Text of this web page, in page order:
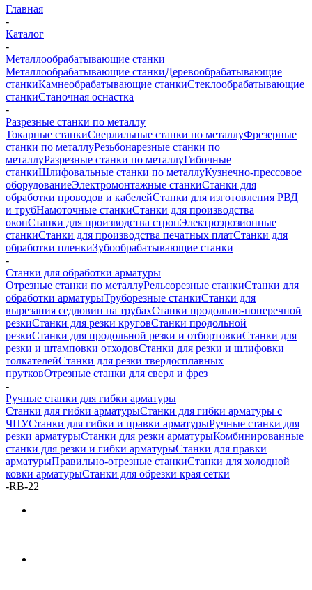
Главная
-
Каталог
-
Металлообрабатывающие станки
Металлообрабатывающие станкиДеревообрабатывающие
станкиКамнеобрабатывающие станкиСтеклообрабатывающие
станкиСтаночная оснастка
-
Разрезные станки по металлу
Токарные станкиСверлильные станки по металлуФрезерные
станки по металлуРезьбонарезные станки по
металлуРазрезные станки по металлуГибочные
станкиШлифовальные станки по металлуКузнечно-прессовое
оборудованиеЭлектромонтажные станкиСтанки для
обработки проводов и кабелейСтанки для изготовления РВД
и трубНамоточные станкиСтанки для производства
оконСтанки для производства стропЭлектроэрозионные
станкиСтанки для производства печатных платСтанки для
обработки пленкиЗубообрабатывающие станки
-
Станки для обработки арматуры
Отрезные станки по металлуРельсорезные станкиСтанки для
обработки арматурыТруборезные станкиСтанки для
вырезания седловин на трубаxСтанки продольно-поперечной
резкиСтанки для резки круговСтанки продольной
резкиСтанки для продольной резки и отбортовкиСтанки для
резки и штамповки отходовСтанки для резки и шлифовки
толкателейСтанки для резки твердосплавных
прутковОтрезные станки для сверл и фрез
-
Ручные станки для гибки арматуры
Станки для гибки арматурыСтанки для гибки арматуры с
ЧПУСтанки для гибки и правки арматурыРучные станки для
резки арматурыСтанки для резки арматурыКомбинированные
станки для резки и гибки арматурыСтанки для правки
арматурыПравильно-отрезные станкиСтанки для холодной
ковки арматурыСтанки для обрезки края сетки
-RB-22